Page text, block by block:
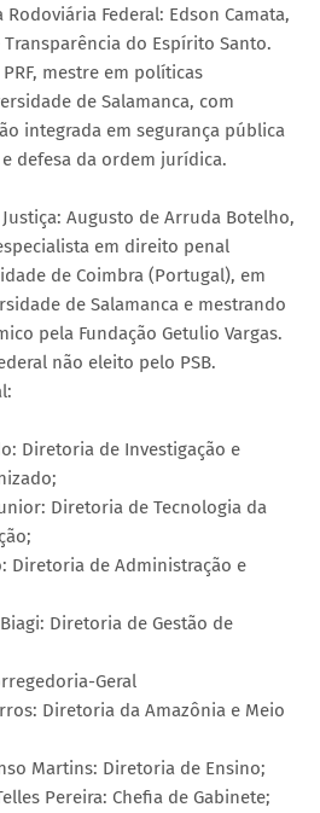
Federal: Edson Camata,
do Espírito Santo.
mestre em políticas
de Salamanca, com
integrada em segurança pública
defesa da ordem jurídica.
Augusto de Arruda Botelho,
em direito penal
de Coimbra (Portugal), em
de Salamanca e mestrando
pela Fundação Getulio Vargas.
não eleito pelo PSB.
Diretoria de Investigação e
Diretoria de Tecnologia da
Diretoria de Administração e
Diretoria de Gestão de
Geral
Diretoria da Amazônia e Meio
Martins: Diretoria de Ensino;
Pereira: Chefia de Gabinete;